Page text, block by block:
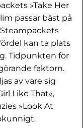
»Take Her
passar bäst på
kan ta plats
Tidpunkten för
faktorn.
av vare sig
Like That«,
»Look At